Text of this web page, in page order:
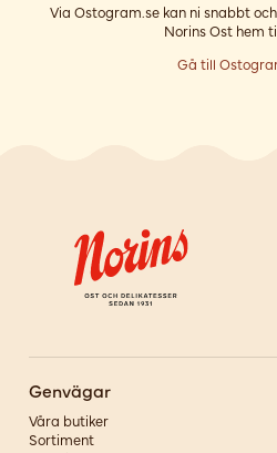
Via Ostogram.se kan ni snabbt
Norins Ost hem
Gå till
Genvägar
Våra butiker
Sortiment